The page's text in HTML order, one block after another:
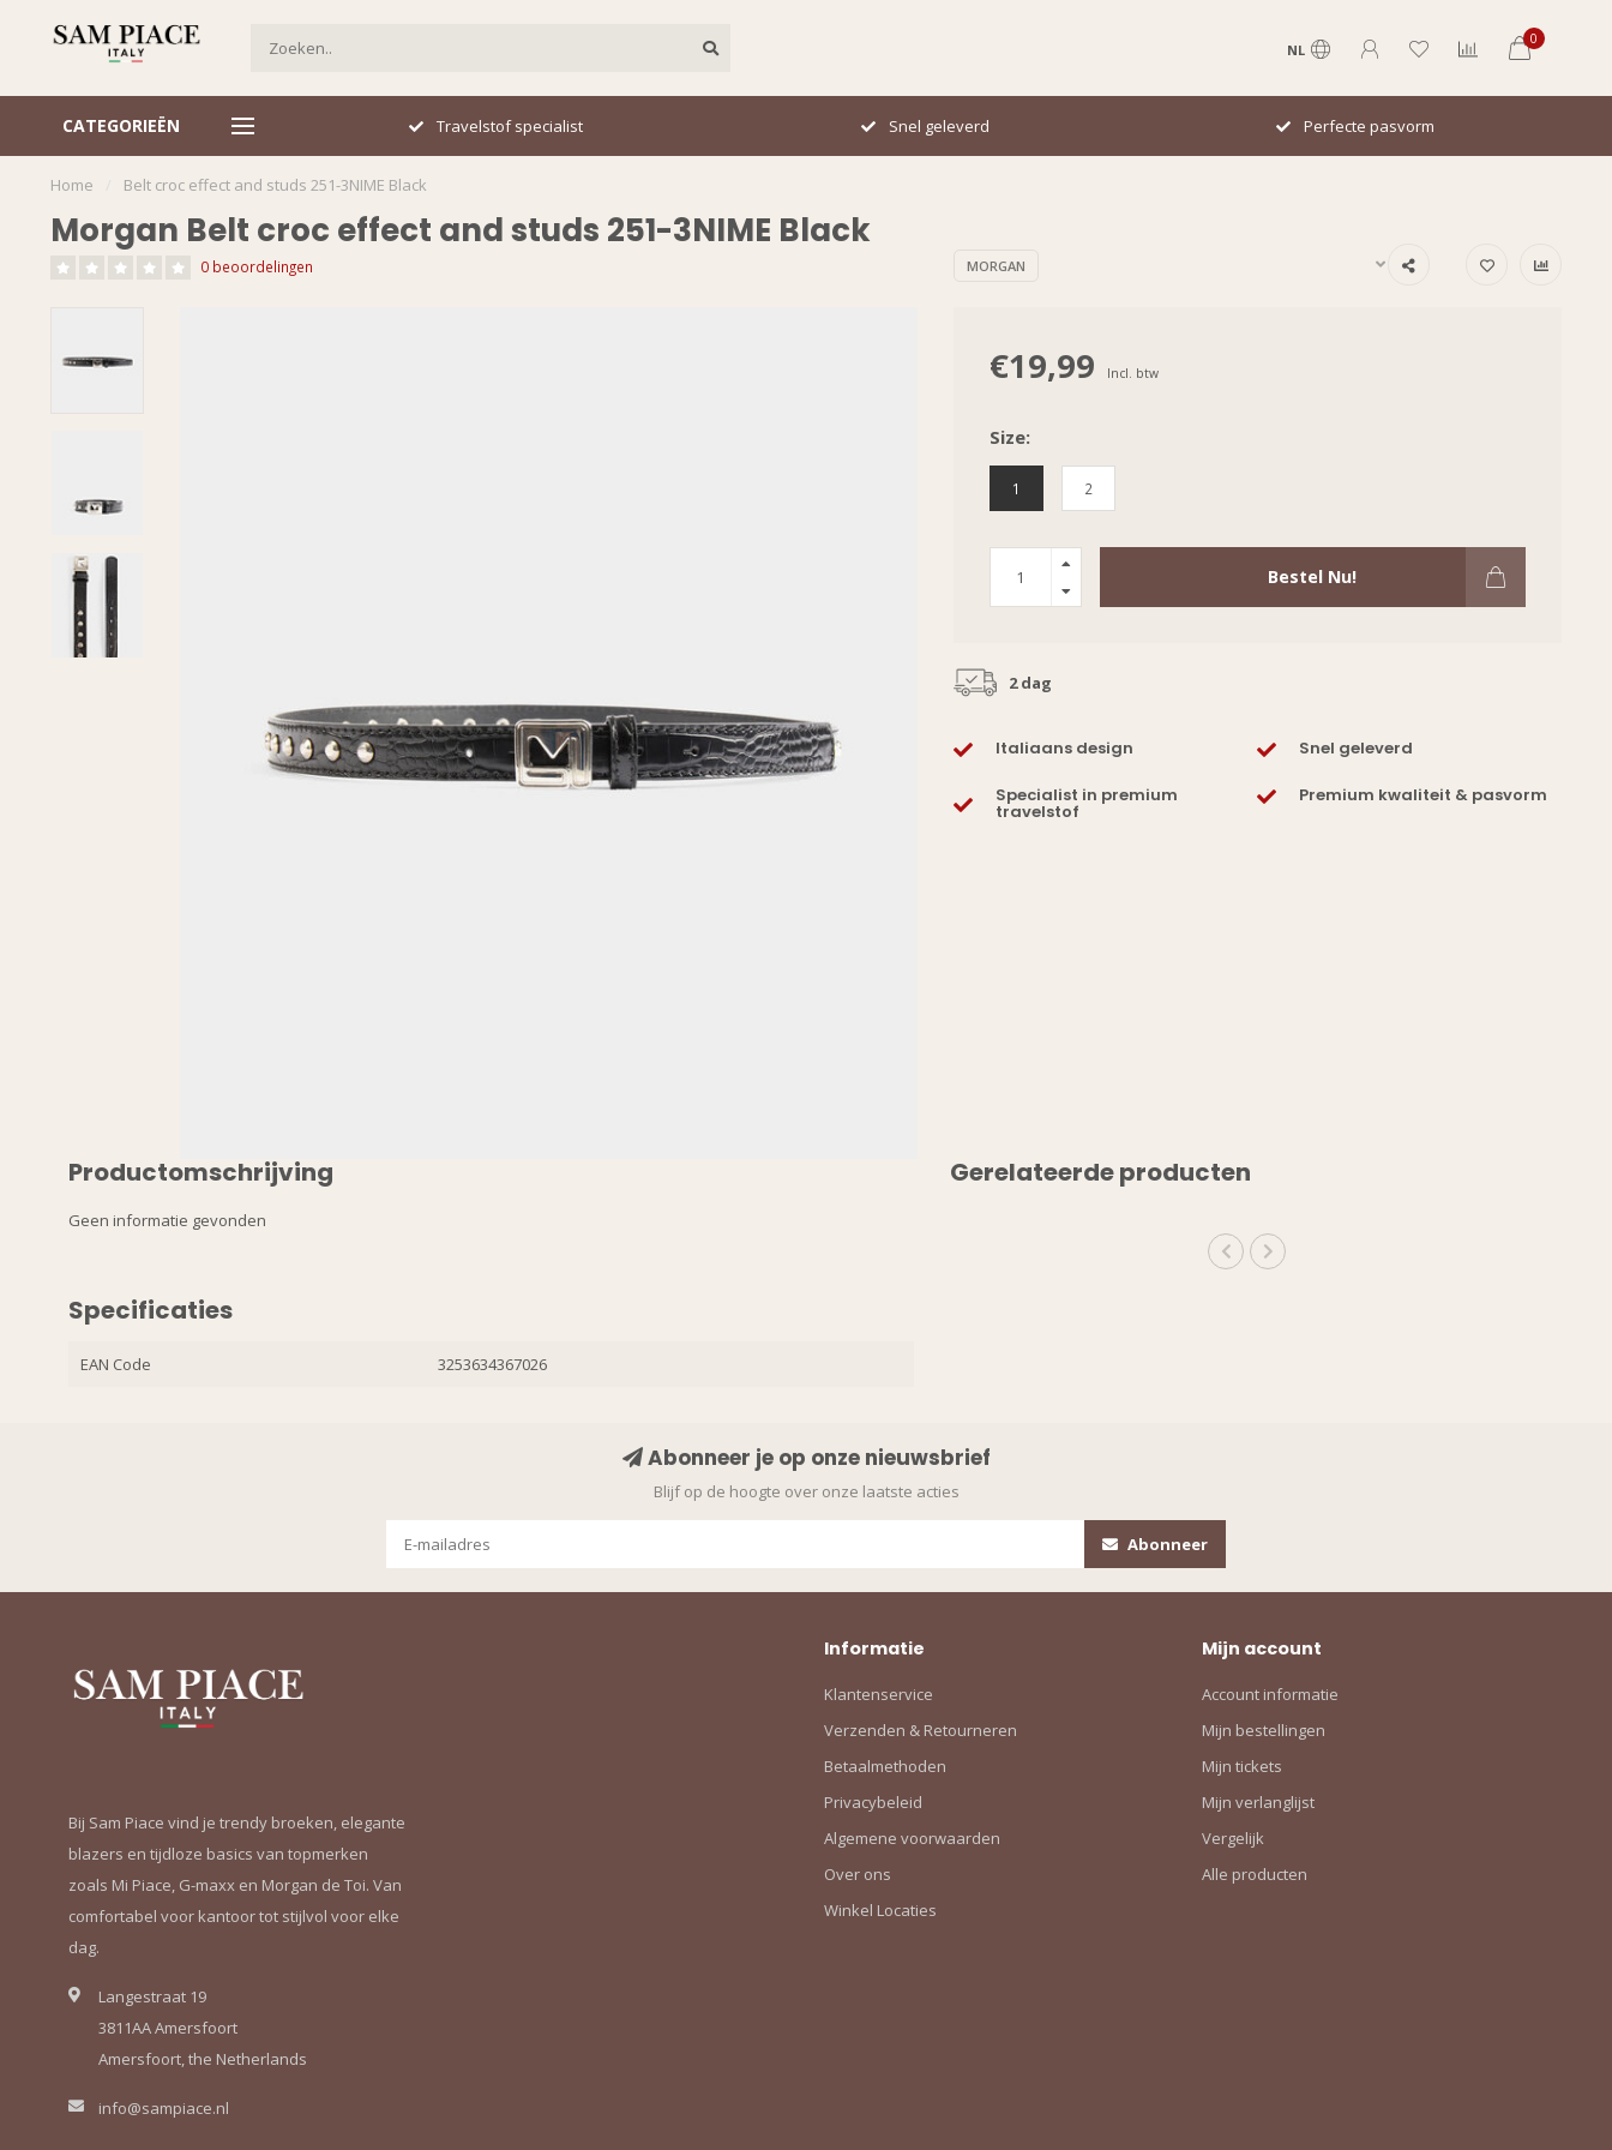
NL
0
CATEGORIEËN
Italiaans design Travelstof specialist Snel geleverd Perfecte pasvorm
Home Belt croc effect and studs 251-3NIME Black
Morgan Belt croc effect and studs 251-3NIME Black
0 beoordelingen MORGAN
€19,99 Incl. btw
Size:
1 2
Bestel Nu!
2 dag
Italiaans design Snel geleverd
Specialist in premium
travelstof
Premium kwaliteit & pasvorm
Productomschrijving
Geen informatie gevonden
Specificaties
EAN Code 3253634367026
Gerelateerde producten
Abonneer je op onze nieuwsbrief
Blijf op de hoogte over onze laatste acties
Abonneer
Bij Sam Piace vind je trendy broeken, elegante
blazers en tijdloze basics van topmerken
zoals Mi Piace, G-maxx en Morgan de Toi. Van
comfortabel voor kantoor tot stijlvol voor elke
dag.
Langestraat 19
3811AA Amersfoort
Amersfoort, the Netherlands
info@sampiace.nl
Informatie
Klantenservice
Verzenden & Retourneren
Betaalmethoden
Privacybeleid
Algemene voorwaarden
Over ons
Winkel Locaties
Mijn account
Account informatie
Mijn bestellingen
Mijn tickets
Mijn verlanglijst
Vergelijk
Alle producten